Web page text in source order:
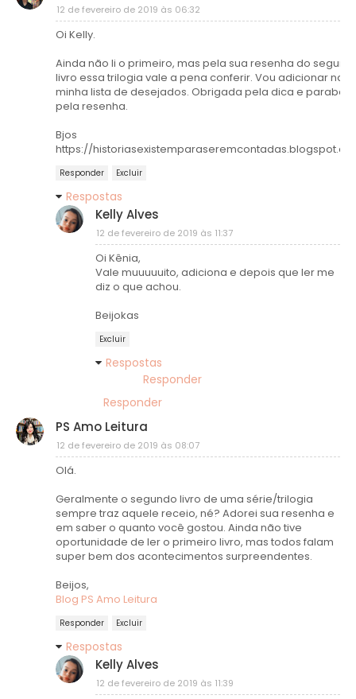
12 de fevereiro de 2019 às 06:32
Oi Kelly.
Ainda não li o primeiro, mas pela sua resenha do
livro essa trilogia vale a pena conferir. Vou adicionar na
minha lista de desejados. Obrigada pela dica e
pela resenha.
Bjos
https://
Responder Excluir
Respostas
Kelly Alves
12 de fevereiro de 2019 às 11:37
Oi Kênia,
Vale muuuuuito, adiciona e depois que ler me
diz o que achou.
Beijokas
Excluir
Respostas
Responder
Responder
PS Amo Leitura
12 de fevereiro de 2019 às 08:07
Olá.
Geralmente o segundo livro de uma série/trilogia
sempre traz aquele receio, né? Adorei sua resenha e
em saber o quanto você gostou. Ainda não tive
oportunidade de ler o primeiro livro, mas todos falam
super bem dos acontecimentos surpreendentes.
Beijos,
Blog PS Amo Leitura
Responder Excluir
Respostas
Kelly Alves
12 de fevereiro de 2019 às 11:39